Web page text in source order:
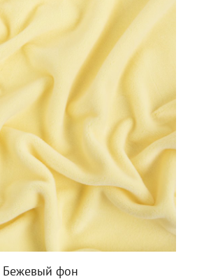
Бежевый фон